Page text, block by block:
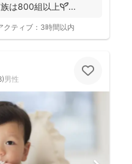
は800組以上🌱...
クティブ： 3時間以内
)男性